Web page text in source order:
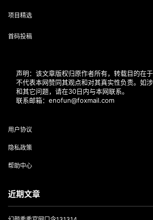
项目精选
首码投稿
声明：该文章版权归原作者所有，转载目的在
不代表本网赞同其观点和对其真实性负责。如
和其它问题，请在30日内与本网联系。
联系邮箱：enofun@foxmail.com
用户协议
隐私政策
帮助中心
近期文章